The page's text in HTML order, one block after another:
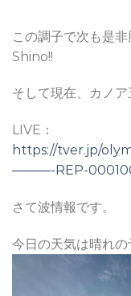
この調子で次も是
Shino!!
そして現在、カノ
LIVE：
https://tver.jp/
———-REP-
さて波情報です。
今日の天気は晴れの